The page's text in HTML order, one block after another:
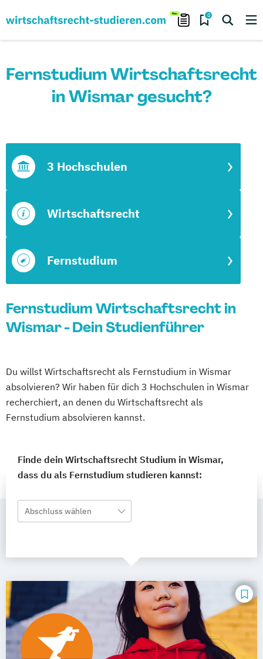
0
Fernstudium Wirtschaftsrecht
in Wismar gesucht?
Fernstudium
Wirtschaftsrecht
3 Hochschulen
Fernstudium Wirtschaftsrecht in
Wismar - Dein Studienführer
Du willst Wirtschaftsrecht als Fernstudium in Wismar
absolvieren? Wir haben für dich 3 Hochschulen in Wismar
recherchiert, an denen du Wirtschaftsrecht als
Fernstudium absolvieren kannst.
Finde dein Wirtschaftsrecht Studium in Wismar,
dass du als Fernstudium studieren kannst:
Abschluss wählen